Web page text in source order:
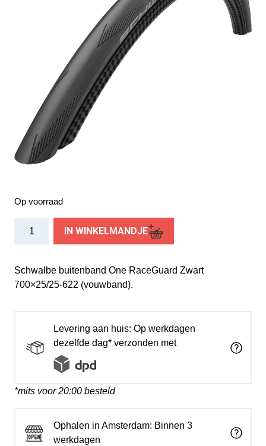
Op voorraad
R-
Guard
vouw
IN WINKELMANDJE
Schwalbe buitenband One RaceGuard Zwart
700×25/25-622 (vouwband).
Levering aan huis: Op werkdagen
dezelfde dag* verzonden met
*mits voor 20:00 besteld
Ophalen in Amsterdam: Binnen 3
werkdagen